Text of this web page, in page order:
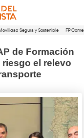
el CAP de
en riesgo
el